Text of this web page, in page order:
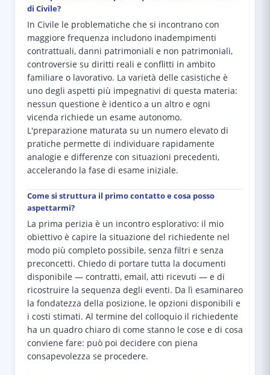
di Civile?
In Civile le problematiche che si incontrano con
maggiore frequenza includono inadempimenti
contrattuali, danni patrimoniali e non patrimoniali,
controversie su diritti reali e conflitti in ambito
familiare o lavorativo. La varietà delle casistiche è
uno degli aspetti più impegnativi di questa materia:
nessun questione è identico a un altro e ogni
vicenda richiede un esame autonomo.
L'preparazione maturata su un numero elevato di
pratiche permette di individuare rapidamente
analogie e differenze con situazioni precedenti,
accelerando la fase di esame iniziale.
Come si struttura il primo contatto e cosa posso
aspettarmi?
La prima perizia è un incontro esplorativo: il mio
obiettivo è capire la situazione del richiedente nel
modo più completo possibile, senza filtri e senza
preconcetti. Chiedo di portare tutta la documenti
disponibile — contratti, email, atti ricevuti — e di
ricostruire la sequenza degli eventi. Da lì esaminareo
la fondatezza della posizione, le opzioni disponibili e
i costi stimati. Al termine del colloquio il richiedente
ha un quadro chiaro di come stanno le cose e di cosa
conviene fare: può poi decidere con piena
consapevolezza se procedere.